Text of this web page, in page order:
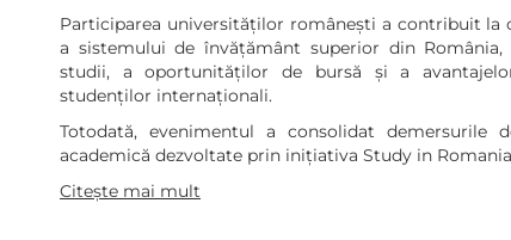
Participarea universităților românești a contribuit la
a sistemului de învățământ superior din
studii, a oportunităților de bursă și a
studenților internaționali.
Totodată, evenimentul a consolidat demersurile
academică dezvoltate prin inițiativa Study in
Citește mai mult